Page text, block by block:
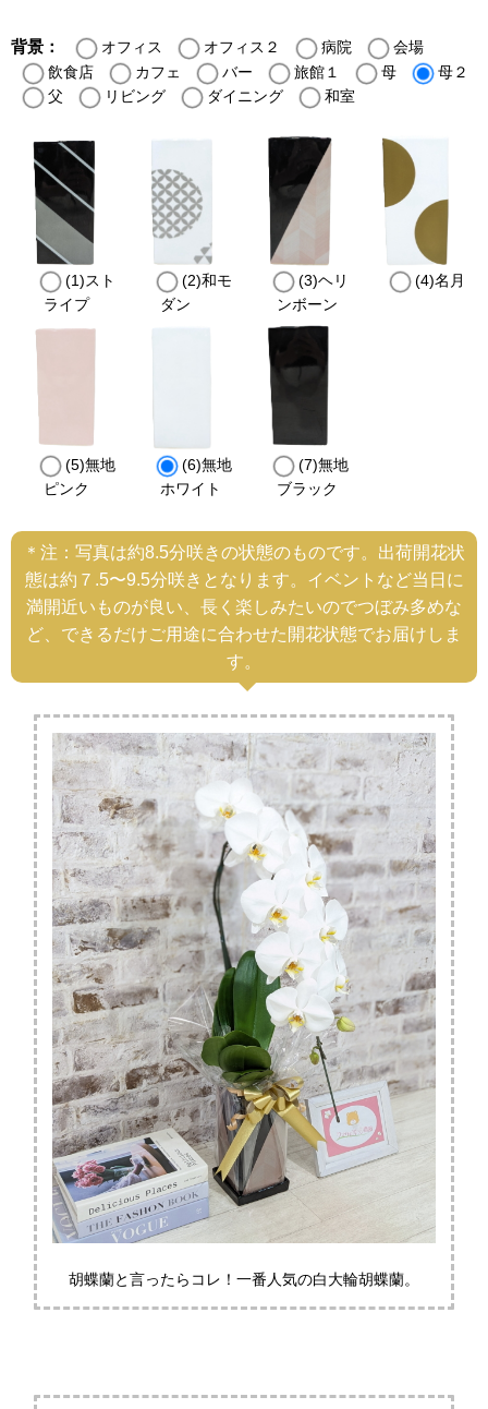
背景： オフィス オフィス２ 病院
会場
飲食店
カフェ バー 旅館１ 母
母２
父
リビング ダイニング 和室
(1)スト
ライプ
(2)和モ
ダン
(3)ヘリ
ンボーン
(4)名月
(5)無地
ピンク
(6)無地
ホワイト
(7)無地
ブラック
＊注：写真は約8.5分咲きの状態のものです。出荷開花状
態は約７.5〜9.5分咲きとなります。イベントなど当日に
満開近いものが良い、長く楽しみたいのでつぼみ多めな
ど、できるだけご用途に合わせた開花状態でお届けしま
す。
胡蝶蘭と言ったらコレ！一番人気の白大輪胡蝶蘭。